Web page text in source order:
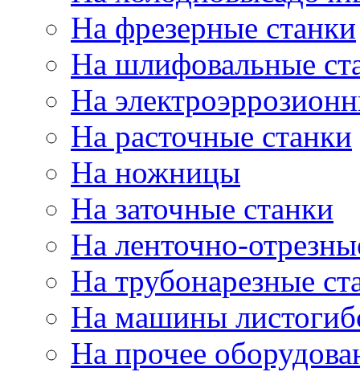
На фрезерные станки
На шлифовальные
На
На расточные станки
На ножницы
На заточные станки
На ленточно-
На трубонарезные
На машины
На прочее